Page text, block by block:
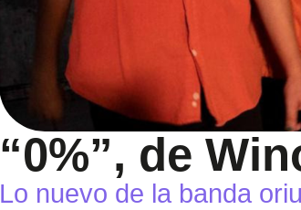
“0%”, de
Lo nuevo de la banda